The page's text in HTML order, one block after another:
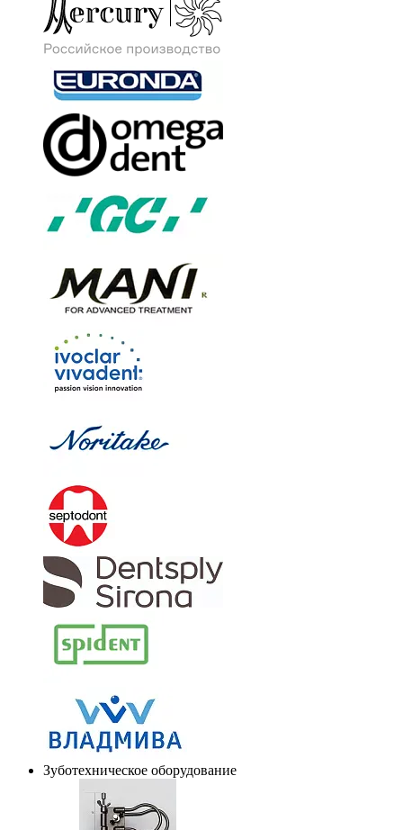
Зуботехническое оборудование